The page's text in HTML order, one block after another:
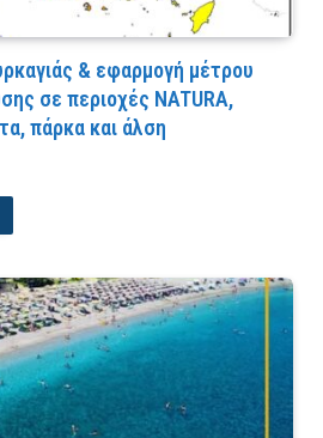
& εφαρμογή μέτρου
σε περιοχές NATURA,
πάρκα και άλση